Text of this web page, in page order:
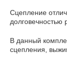
Сцепление
долговечностью
В данный
сцепления,